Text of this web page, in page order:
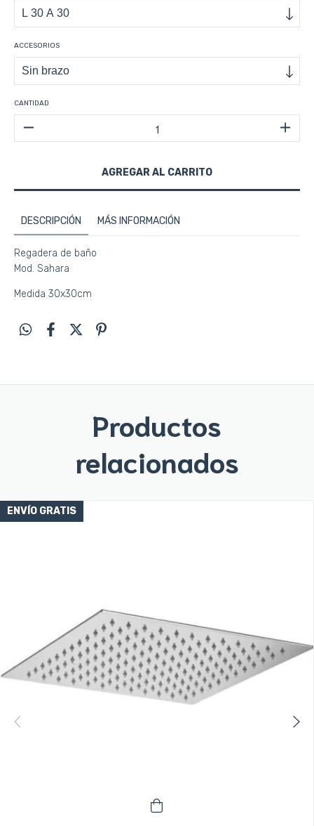
ACCESORIOS
CANTIDAD
DESCRIPCIÓN MÁS INFORMACIÓN
Regadera de baño
Mod. Sahara
Medida 30x30cm
Productos
relacionados
ENVÍO GRATIS